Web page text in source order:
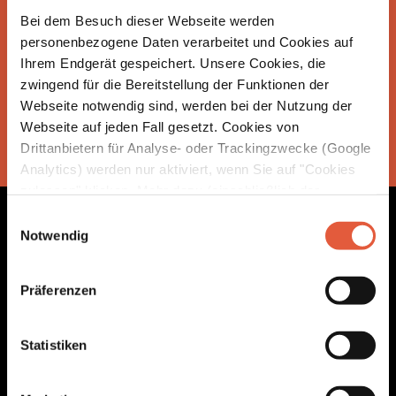
Bei dem Besuch dieser Webseite werden
personenbezogene Daten verarbeitet und Cookies auf
Ihrem Endgerät gespeichert. Unsere Cookies, die
zwingend für die Bereitstellung der Funktionen der
Webseite notwendig sind, werden bei der Nutzung der
Webseite auf jeden Fall gesetzt. Cookies von
Drittanbietern für Analyse- oder Trackingzwecke (Google
Analytics) werden nur aktiviert, wenn Sie auf "Cookies
erfahren Sie in unserer
Notwendig
Präferenzen
Statistiken
BECK SATTELSTUTZE WEB DE
PDF | 2.2 MB
ZUM DOWNLOADBEREICH
Nachricht!